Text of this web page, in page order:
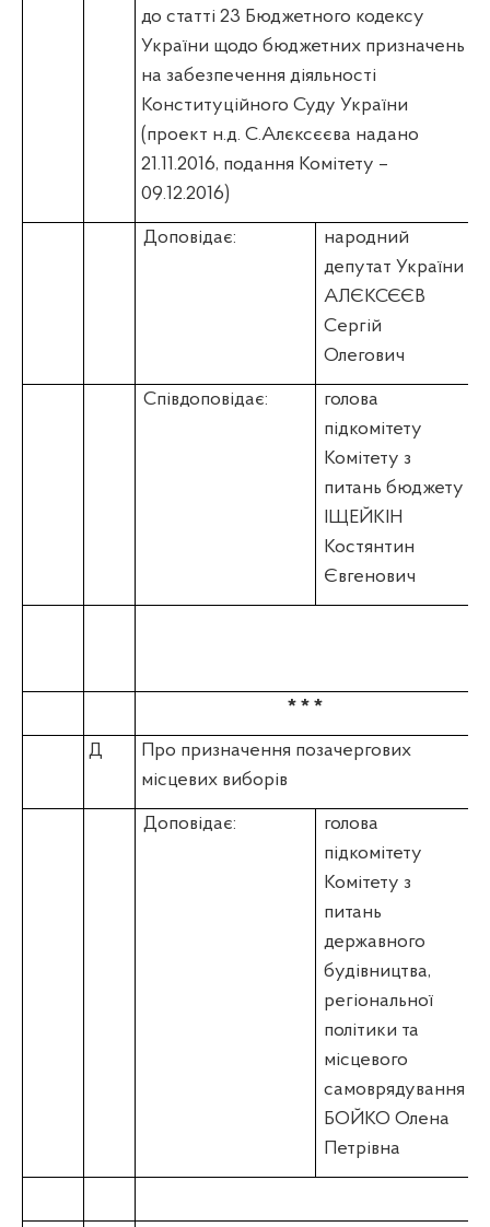
до статті 23 Бюджетного кодексу
України щодо бюджетних призначень
на забезпечення діяльності
Конституційного Суду України
(проект н.д. С.Алєксєєва надано
21.11.2016, подання Комітету –
09.12.2016)
Доповідає:
народний
депутат України
АЛЄКСЄЄВ
Сергій
Олегович
Співдоповідає:
голова
підкомітету
Комітету з
питань бюджету
ІЩЕЙКІН
Костянтин
Євгенович
* * *
Д
Про призначення позачергових
місцевих виборів
Доповідає:
голова
підкомітету
Комітету з
питань
державного
будівництва,
регіональної
політики та
місцевого
самоврядування
БОЙКО Олена
Петрівна